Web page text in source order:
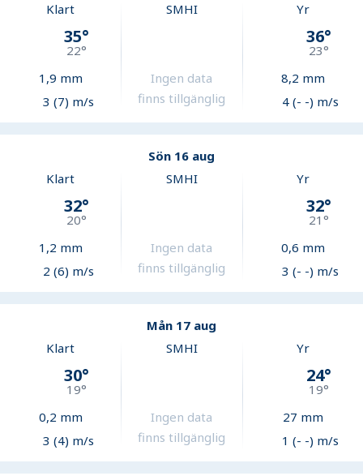
Klart
35°
22°
1,9 mm
3 (7) m/s
SMHI
Ingen data
finns tillgänglig
Yr
36°
23°
8,2 mm
4 (- -) m/s
Sön 16 aug
Klart
32°
20°
1,2 mm
2 (6) m/s
SMHI
Ingen data
finns tillgänglig
Yr
32°
21°
0,6 mm
3 (- -) m/s
Mån 17 aug
Klart
30°
19°
0,2 mm
3 (4) m/s
SMHI
Ingen data
finns tillgänglig
Yr
24°
19°
27 mm
1 (- -) m/s